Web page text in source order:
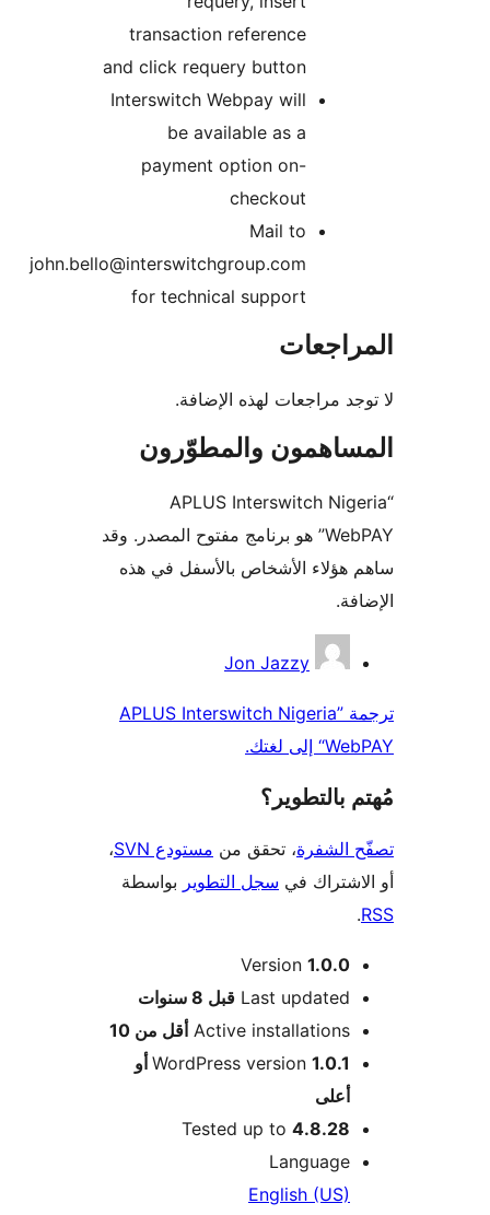
transaction reference
and click requery button
Interswitch Webpay will
be available as a
payment option on-
john.bello@interswitchgroup.com
for technical support
مراجعات لهذه الإضافة.
والمطوّرون
“APLUS Interswitch
WebPAY” هو برنامج مفتوح المصدر. وقد
هؤلاء الأشخاص بالأسفل في هذه
Jon Jazzy
ترجمة ”APLUS Interswitch Nigeria
، تحقق منمستودع SVN
سجل التطويربواسطة
قبل8 سنوات
Active installations أقل من 10
WordPress version1.0.1 أو
Tested up to